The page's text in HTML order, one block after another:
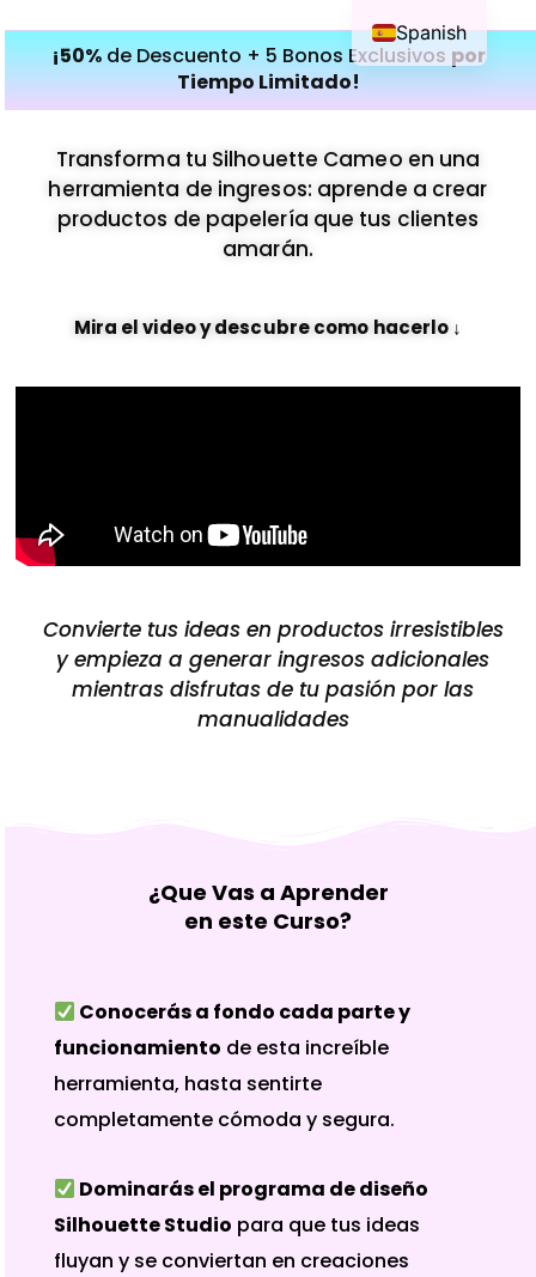
¡50%de Descuento + 5 Bonos Exclusivos por
Tiempo Limitado!
Transforma tu Silhouette Cameo en una
herramienta de ingresos: aprende a crear
productos de papelería que tus clientes
amarán.
Mira el video y descubre como hacerlo ↓
Convierte tus ideas en productos irresistibles
y empieza a generar ingresos adicionales
mientras disfrutas de tu pasión por las
manualidades
¿Que Vas a Aprender
en este Curso?
Conocerás a fondo cada parte y
funcionamiento de esta increíble
herramienta, hasta sentirte
completamente cómoda y segura.
Dominarás el programa de diseño
Silhouette Studio para que tus ideas
fluyan y se conviertan en creaciones
Spanish